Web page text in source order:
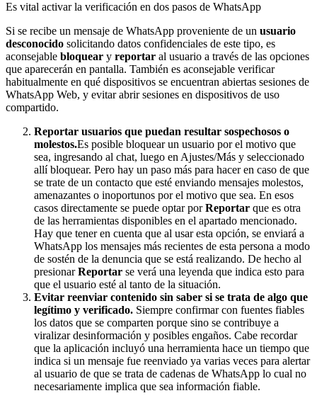
Es vital activar la verificación en dos pasos de WhatsApp
Si se recibe un mensaje de WhatsApp proveniente de un usuario
desconocido solicitando datos confidenciales de este tipo, es
aconsejable bloquear y reportar al usuario a través de las opciones
que aparecerán en pantalla. También es aconsejable verificar
habitualmente en qué dispositivos se encuentran abiertas sesiones de
WhatsApp Web, y evitar abrir sesiones en dispositivos de uso
compartido.
Reportar usuarios que puedan resultar sospechosos o
molestos.Es posible bloquear un usuario por el motivo que
sea, ingresando al chat, luego en Ajustes/Más y seleccionado
allí bloquear. Pero hay un paso más para hacer en caso de que
se trate de un contacto que esté enviando mensajes molestos,
amenazantes o inoportunos por el motivo que sea. En esos
casos directamente se puede optar porReportar que es otra
de las herramientas disponibles en el apartado mencionado.
Hay que tener en cuenta que al usar esta opción, se enviará a
WhatsApp los mensajes más recientes de esta persona a modo
de sostén de la denuncia que se está realizando. De hecho al
presionarReportar se verá una leyenda que indica esto para
que el usuario esté al tanto de la situación.
Evitar reenviar contenido sin saber si se trata de algo que
legítimo y verificado. Siempre confirmar con fuentes fiables
los datos que se comparten porque sino se contribuye a
viralizar desinformación y posibles engaños. Cabe recordar
que la aplicación incluyó una herramienta hace un tiempo que
indica si un mensaje fue reenviado ya varias veces para alertar
al usuario de que se trata de cadenas de WhatsApp lo cual no
necesariamente implica que sea información fiable.